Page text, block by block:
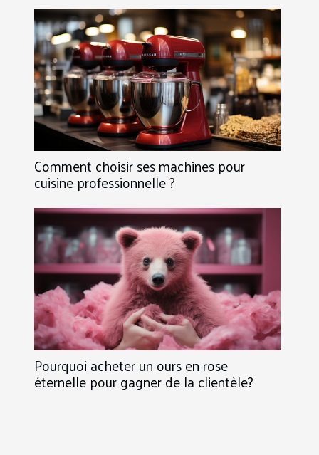
Comment choisir ses machines pour
cuisine professionnelle ?
Pourquoi acheter un ours en rose
éternelle pour gagner de la clientèle?